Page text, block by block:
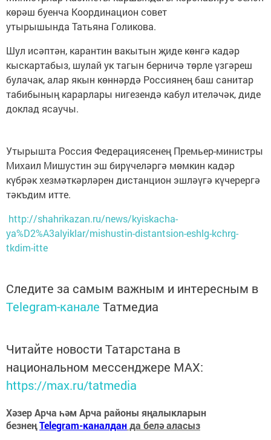
көрәш буенча Координацион совет
утырышында Татьяна Голикова.
Шул исәптән, карантин вакытын җиде көнгә кадәр
кыскартабыз, шулай ук тагын берничә төрле үзгәреш
булачак, алар якын көннәрдә Россиянең баш санитар
табибының карарлары нигезендә кабул ителәчәк, диде
доклад ясаучы.
Утырышта Россия Федерациясенең Премьер-министры
Михаил Мишустин эш бирүчеләргә мөмкин кадәр
күбрәк хезмәткәрләрен дистанцион эшләүгә күчерергә
тәкъдим итте.
http://shahrikazan.ru/news/kyiskacha-
ya%D2%A3alyiklar/mishustin-distantsion-eshlg-kchrg-
tkdim-itte
Следите за самым важным и интересным в
Telegram-канале Татмедиа
Читайте новости Татарстана в
национальном мессенджере MАХ:
https://max.ru/tatmedia
Хәзер Арча һәм Арча районы яңалыкларын
безнеңTelegram-каналданда белә аласыз